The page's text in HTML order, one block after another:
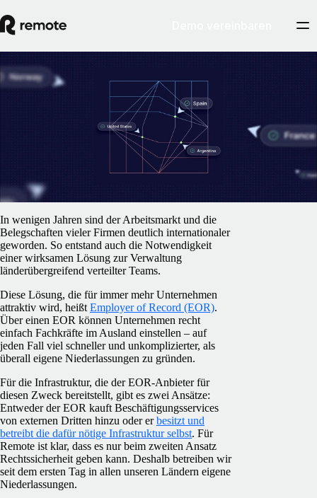
Blog EOR & PEO
Die eigene Beschäftigungsinfrastruktur:
Grundvoraussetzung für einen
rechtskonformen EOR-Service
By
26. April 2026
In wenigen Jahren sind der Arbeitsmarkt und die
Belegschaften vieler Firmen deutlich internationaler
geworden. So entstand auch die Notwendigkeit
einer wirksamen Lösung zur Verwaltung
länderübergreifend verteilter Teams.
Diese Lösung, die für immer mehr Unternehmen
attraktiv wird, heißt Employer of Record (EOR).
Über einen EOR können Unternehmen recht
einfach Fachkräfte im Ausland einstellen – auf
jeden Fall viel schneller und unkomplizierter, als
überall eigene Niederlassungen zu gründen.
Für die Infrastruktur, die der EOR-Anbieter für
diesen Zweck bereitstellt, gibt es zwei Ansätze:
Entweder der EOR kauft Beschäftigungsservices
von externen Dritten hinzu oder erbesitzt und
betreibt die dafür nötige Infrastruktur selbst. Für
Remote ist klar, dass es nur beim zweiten Ansatz
Rechtssicherheit geben kann. Deshalb betreiben wir
seit dem ersten Tag in allen unseren Ländern eigene
Niederlassungen.